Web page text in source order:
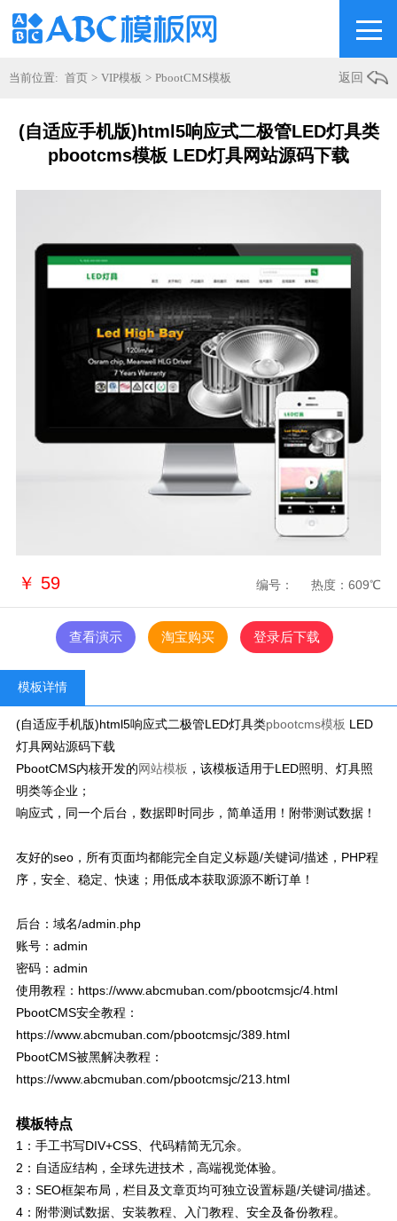
当前位置: 首页 > VIP模板 > PbootCMS模板 返回
(自适应手机版)html5响应式二极管LED灯具类
pbootcms模板 LED灯具网站源码下载
￥ 59 热度：609℃
编号：
查看演示 淘宝购买 登录后下载
模板详情
(自适应手机版)html5响应式二极管LED灯具类pbootcms模板 LED
灯具网站源码下载
PbootCMS内核开发的网站模板 ，该模板适用于LED照明、灯具照
明类等企业；
响应式，同一个后台，数据即时同步，简单适用！附带测试数据！
友好的seo，所有页面均都能完全自定义标题/关键词/描述，PHP程
序，安全、稳定、快速；用低成本获取源源不断订单！
后台：域名/admin.php
账号：admin
密码：admin
使用教程：https://www.abcmuban.com/pbootcmsjc/4.html
PbootCMS安全教程：
https://www.abcmuban.com/pbootcmsjc/389.html
PbootCMS被黑解决教程：
https://www.abcmuban.com/pbootcmsjc/213.html
模板特点
1：手工书写DIV+CSS、代码精简无冗余。
2：自适应结构，全球先进技术，高端视觉体验。
3：SEO框架布局，栏目及文章页均可独立设置标题/关键词/描述。
4：附带测试数据、安装教程、入门教程、安全及备份教程。